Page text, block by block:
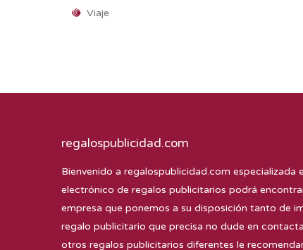
Viaje
regalospublicidad.com
Bienvenido a regalospublicidad.com especializada
electrónico de regalos publicitarios podrá
empresa que ponemos a su disposición tanto de
regalo publicitario que precisa no dude en
otros regalos publicitarios diferentes le